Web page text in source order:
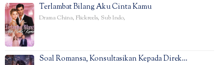
Terlambat Bilang Aku Cinta Kamu
Drama China, Flickreels, Sub Indo,
Soal Romansa, Konsultasikan Kepada Direk…